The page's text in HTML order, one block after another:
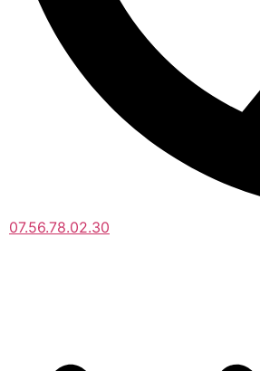
07.56.78.02.30